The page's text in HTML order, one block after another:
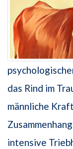
das Rind im
männliche
intensive